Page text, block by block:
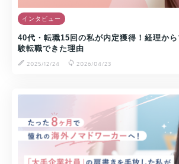
インタビュー
40代・転職15回の私が内定獲得！経理か
験転職できた理由
2025/12/24
2026/04/23